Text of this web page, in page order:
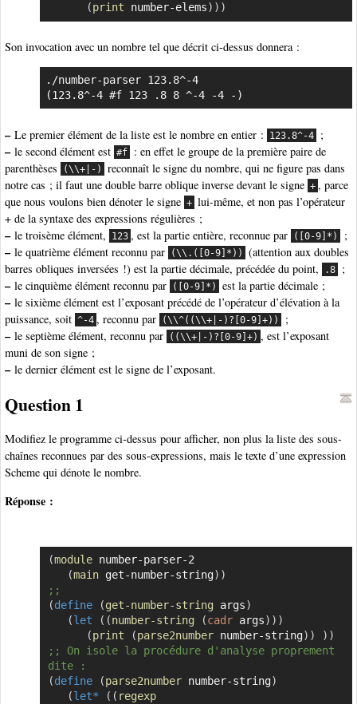
(print number-elems) ) )
Son invocation avec un nombre tel que décrit ci-dessus donnera :
./number-parser 123.8^-4
(123.8^-4 #f 123 .8 8 ^-4 -4 -)
–Le premier élément de la liste est le nombre en entier : 123.8^-4 ;
–le second élément est #f
: en effet le groupe de la première paire de
parenthèses
(\\+|-)
reconnaît le signe du nombre, qui ne figure pas dans
notre cas ; il faut une double barre oblique inverse devant le signe + , parce
que nous voulons bien dénoter le signe + lui-même, et non pas l’opérateur
+ de la syntaxe des expressions régulières ;
–le troisème élément, 123 , est la partie entière, reconnue par ([0-9]*) ;
–le quatrième élément reconnu par (\\.([0-9]*))
(attention aux doubles
barres obliques inversées !) est la partie décimale, précédée du point,
.8 ;
–le cinquième élément reconnu par ([0-9]*) est la partie décimale ;
–le sixième élément est l’exposant précédé de l’opérateur d’élévation à la
puissance, soit ^-4 , reconnu par (\\^((\\+|-)?[0-9]+)) ;
–le septième élément, reconnu par ((\\+|-)?[0-9]+) , est l’exposant
muni de son signe ;
–le dernier élément est le signe de l’exposant.
Question 1
Modifiez le programme ci-dessus pour afficher, non plus la liste des sous-
chaînes reconnues par des sous-expressions, mais le texte d’une expression
Scheme qui dénote le nombre.
Réponse :
(module number-parser-2
(main get-number-string) )
;;
(define (get-number-string args)
(let ( (number-string (cadr args) ) )
(print (parse2number number-string) ) ) )
;; On isole la procédure d'analyse proprement
dite :
(define (parse2number number-string)
(let* ( ( regexp